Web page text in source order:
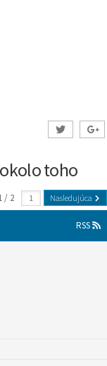
toho
/ 2 Nasledujúca
RSS